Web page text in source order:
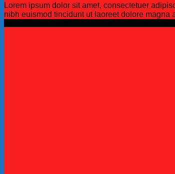
Lorem ipsum dolor sit amet, consectetuer
nibh euismod tincidunt ut laoreet dolore magna